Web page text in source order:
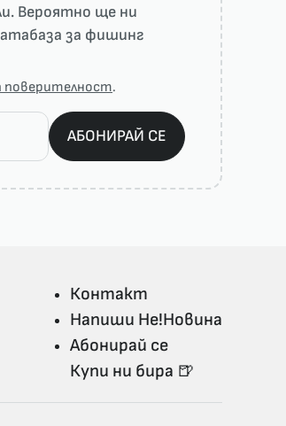
Вероятно ще ни
за фишинг
поверителност.
АБОНИРАЙ СЕ
Контакт
Напиши Не!Новина
Абонирай се
Купи ни бира 🍺